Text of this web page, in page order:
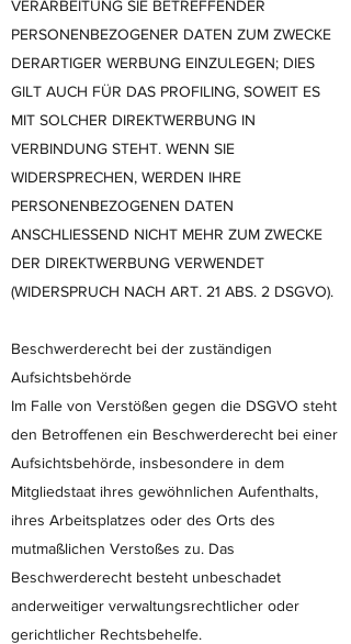
VERARBEITUNG SIE BETREFFENDER
PERSONENBEZOGENER DATEN ZUM ZWECKE
DERARTIGER WERBUNG EINZULEGEN; DIES
GILT AUCH FÜR DAS PROFILING, SOWEIT ES
MIT SOLCHER DIREKTWERBUNG IN
VERBINDUNG STEHT. WENN SIE
WIDERSPRECHEN, WERDEN IHRE
PERSONENBEZOGENEN DATEN
ANSCHLIESSEND NICHT MEHR ZUM ZWECKE
DER DIREKTWERBUNG VERWENDET
(WIDERSPRUCH NACH ART. 21 ABS. 2 DSGVO).
Beschwerderecht bei der zuständigen
Aufsichtsbehörde
Im Falle von Verstößen gegen die DSGVO steht
den Betroffenen ein Beschwerderecht bei einer
Aufsichtsbehörde, insbesondere in dem
Mitgliedstaat ihres gewöhnlichen Aufenthalts,
ihres Arbeitsplatzes oder des Orts des
mutmaßlichen Verstoßes zu. Das
Beschwerderecht besteht unbeschadet
anderweitiger verwaltungsrechtlicher oder
gerichtlicher Rechtsbehelfe.